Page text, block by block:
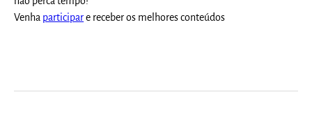
Venha participare receber os melhores conteúdos